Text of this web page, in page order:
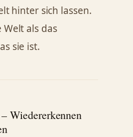
hinter sich lassen.
Welt als das
sie ist.
Wiedererkennen